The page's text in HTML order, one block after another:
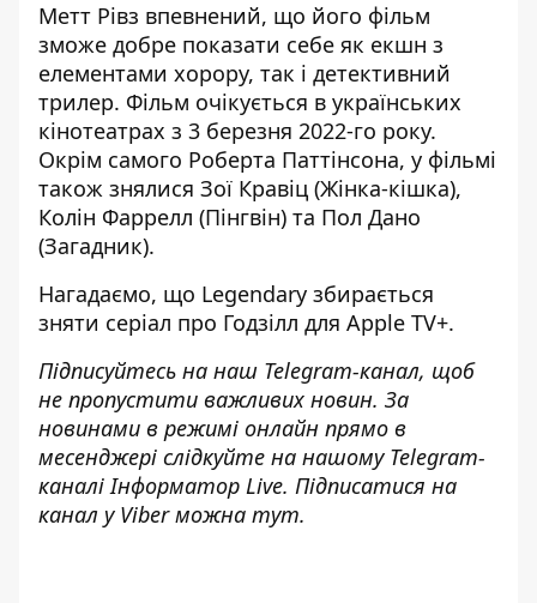
Метт Рівз впевнений, що його фільм
зможе добре показати себе як екшн з
елементами хорору, так і детективний
трилер. Фільм очікується в українських
кінотеатрах з 3 березня 2022-го року.
Окрім самого Роберта Паттінсона, у фільмі
також знялися Зої Кравіц (Жінка-кішка),
Колін Фаррелл (Пінгвін) та Пол Дано
(Загадник).
Нагадаємо, що Legendary збирається
зняти серіал про Годзілл для Apple TV+.
Підписуйтесь на наш Telegram-канал, щоб
не пропустити важливих новин. За
новинами в режимі онлайн прямо в
месенджері слідкуйте на нашому Telegram-
каналіІнформатор Live. Підписатися на
канал у Viber можна тут.